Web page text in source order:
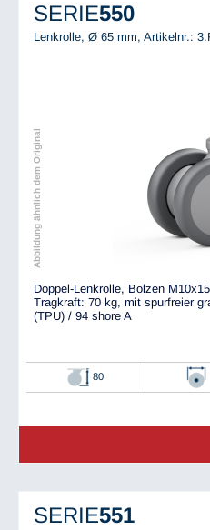
SERIE550
Lenkrolle, Ø 65 mm, Artikelnr.:
Abbildung ähnlich dem Original
Doppel-Lenkrolle, Bolzen
Tragkraft: 70 kg, mit spurfreier
(TPU) / 94 shore A
80
SERIE551